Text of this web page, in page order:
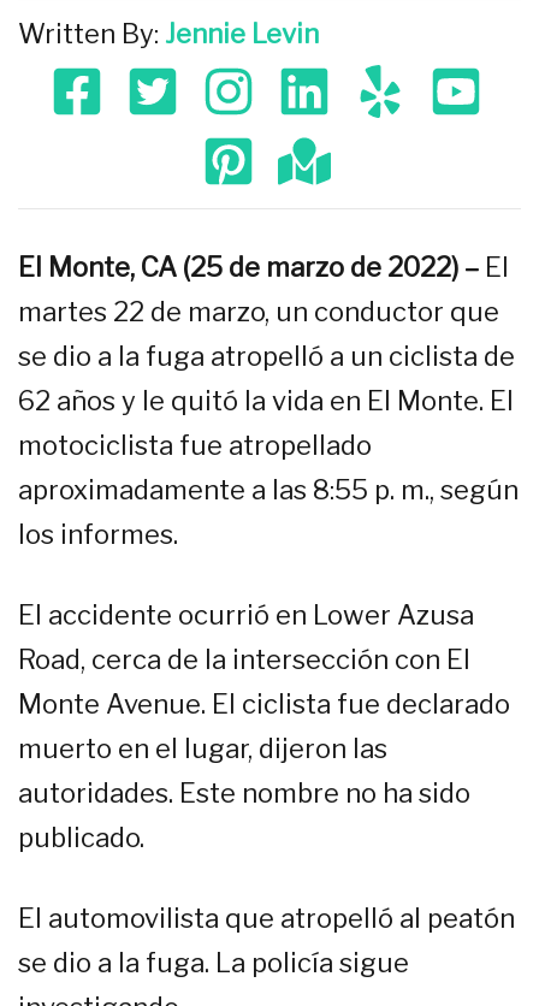
Written By: Jennie Levin
El Monte, CA (25 de marzo de 2022) – El
martes 22 de marzo, un conductor que
se dio a la fuga atropelló a un ciclista de
62 años y le quitó la vida en El Monte. El
motociclista fue atropellado
aproximadamente a las 8:55 p. m., según
los informes.
El accidente ocurrió en Lower Azusa
Road, cerca de la intersección con El
Monte Avenue. El ciclista fue declarado
muerto en el lugar, dijeron las
autoridades. Este nombre no ha sido
publicado.
El automovilista que atropelló al peatón
se dio a la fuga. La policía sigue